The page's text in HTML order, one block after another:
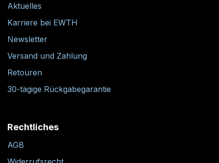
Aktuelles
Karriere bei EWTH
Newsletter
Versand und Zahlung
Retouren
30-tägige Rückgabegarantie
Rechtliches
AGB